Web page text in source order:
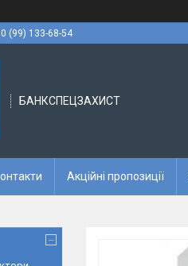
(99) 133-68-54
БАНКСПЕЦЗАХИСТ
Акційні пропозиції